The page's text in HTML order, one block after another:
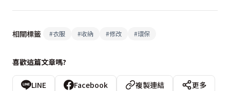
相關標籤 #衣服 #收納 #修改 #環保
喜歡這篇文章嗎?
LINE Facebook 複製連結
更多